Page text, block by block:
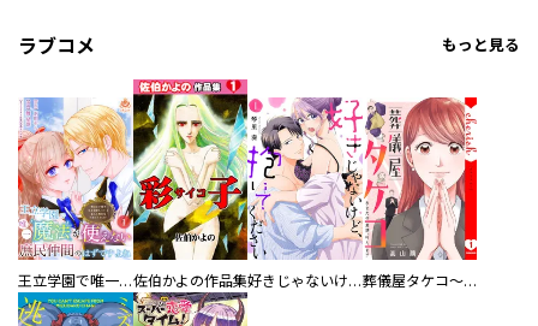
ラブコメ もっと見る
王立学園で唯一魔法が使えない庶民仲間のはずですよね～実は王子様で私を溺愛しているなんて告白はやめてください～佐伯かよの作品集 好きじゃないけど、抱いてください【電子単行本版／特典おまけ付き】 葬儀屋タケコ～あなたの最期、叶えます【電子単行本版】